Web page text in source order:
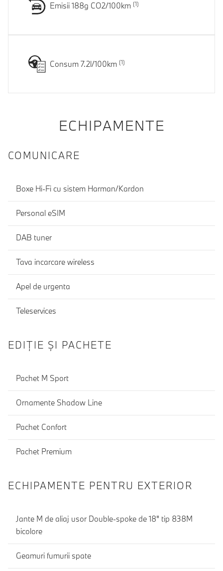
Emisii 188g CO2/100km
Consum 7.2l/100km
ECHIPAMENTE
COMUNICARE
Boxe Hi-Fi cu sistem Harman/Kardon
Personal eSIM
DAB tuner
Tava incarcare wireless
Apel de urgenta
Teleservices
EDIŢIE ŞI PACHETE
Pachet M Sport
Ornamente Shadow Line
Pachet Confort
Pachet Premium
ECHIPAMENTE PENTRU EXTERIOR
Jante M de aliaj usor Double-spoke de 18" tip 838M
bicolore
Geamuri fumurii spate